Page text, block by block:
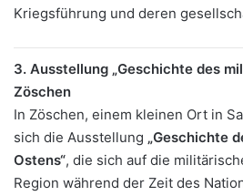
Kriegsführung und deren
3. Ausstellung „Geschichte des
Zöschen
In Zöschen, einem kleinen Ort in
sich die Ausstellung „Geschichte
Ostens“, die sich auf die
Region während der Zeit des